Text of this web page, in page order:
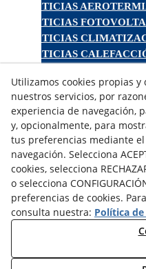
NOTICIAS
NOTICIAS
NOTICIAS
NOTICIAS
NOTICIAS
NOTICIAS ACS
TARIFAS FABRICANTES
NOVEDADES
MI CUENTA
CONTÁCTANOS
DEVOLUCIONES
TRABAJA CON
Utilizamos cookies propias
nuestros servicios, por
experiencia de navegación,
y, opcionalmente, para
tus preferencias mediante
navegación. Selecciona
cookies, selecciona
o selecciona
preferencias de cookies.
consulta nuestra: Política